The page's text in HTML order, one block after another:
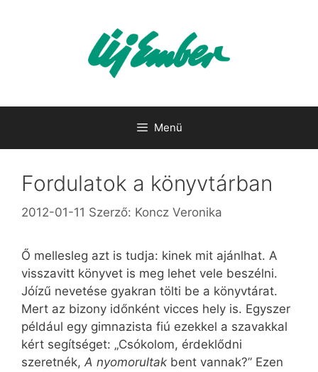
Menü
Fordulatok a könyvtárban
2012-01-11 Szerző: Koncz Veronika
Ő mellesleg azt is tudja: kinek mit ajánlhat. A
visszavitt könyvet is meg lehet vele beszélni.
Jóízű nevetése gyakran tölti be a könyvtárat.
Mert az bizony időnként vicces hely is. Egyszer
például egy gimnazista fiú ezekkel a szavakkal
kért segítséget: „Csókolom, érdeklődni
szeretnék, A nyomorultak bent vannak?” Ezen